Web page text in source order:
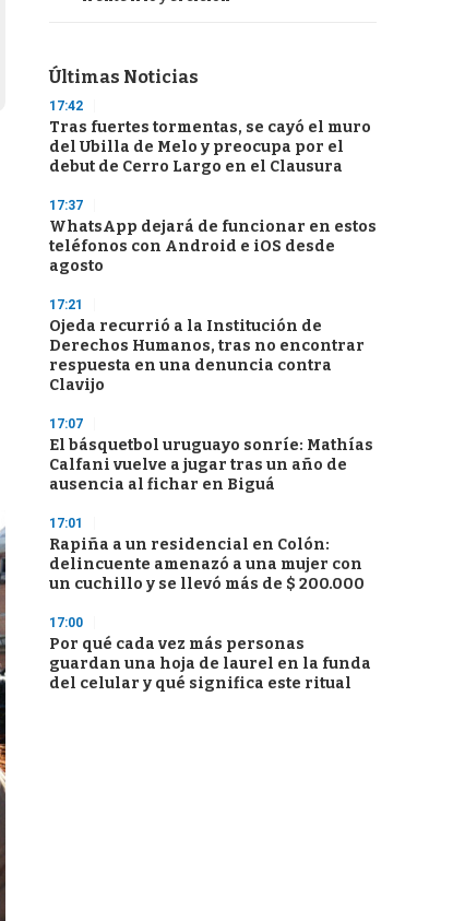
Últimas Noticias
17:42
Tras fuertes tormentas, se cayó el muro
del Ubilla de Melo y preocupa por el
debut de Cerro Largo en el Clausura
17:37
WhatsApp dejará de funcionar en estos
teléfonos con Android e iOS desde
agosto
17:21
Ojeda recurrió a la Institución de
Derechos Humanos, tras no encontrar
respuesta en una denuncia contra
Clavijo
17:07
El básquetbol uruguayo sonríe: Mathías
Calfani vuelve a jugar tras un año de
ausencia al fichar en Biguá
17:01
Rapiña a un residencial en Colón:
delincuente amenazó a una mujer con
un cuchillo y se llevó más de $ 200.000
17:00
Por qué cada vez más personas
guardan una hoja de laurel en la funda
del celular y qué significa este ritual